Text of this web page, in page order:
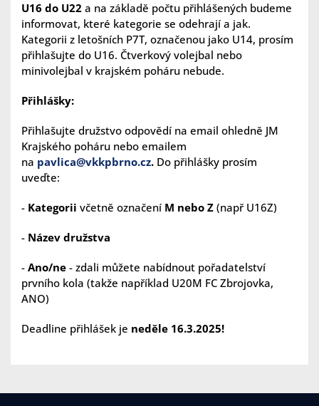
U16 do U22 a na základě počtu přihlášených budeme
informovat, které kategorie se odehrají a jak.
Kategorii z letošních P7T, označenou jako U14, prosím
přihlašujte do U16. Čtverkový volejbal nebo
minivolejbal v krajském poháru nebude.
Přihlášky:
Přihlašujte družstvo odpovědí na email ohledně JM
Krajského poháru nebo emailem
na pavlica@vkkpbrno.cz. Do přihlášky prosím
uveďte:
- Kategorii včetně označení M nebo Z (např U16Z)
- Název družstva
- Ano/ne - zdali můžete nabídnout pořadatelství
prvního kola (takže například U20M FC Zbrojovka,
ANO)
Deadline přihlášek je neděle 16.3.2025!